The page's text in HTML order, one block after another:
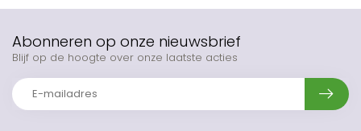
Abonneren op onze nieuwsbrief
Blijf op de hoogte over onze laatste acties